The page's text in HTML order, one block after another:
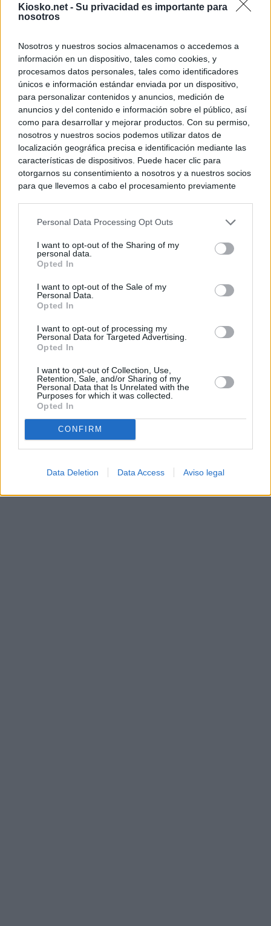
Kiosko.net - Su privacidad es importante para
nosotros
Nosotros y nuestros socios almacenamos o accedemos a
información en un dispositivo, tales como cookies, y
procesamos datos personales, tales como identificadores
únicos e información estándar enviada por un dispositivo,
para personalizar contenidos y anuncios, medición de
anuncios y del contenido e información sobre el público, así
como para desarrollar y mejorar productos. Con su permiso,
nosotros y nuestros socios podemos utilizar datos de
localización geográfica precisa e identificación mediante las
características de dispositivos. Puede hacer clic para
otorgarnos su consentimiento a nosotros y a nuestros socios
para que llevemos a cabo el procesamiento previamente
negar su consentimiento. Tenga en cuenta que algún
de su consentimiento, pero usted tiene el derecho de
rechazar tal procesamiento. Sus preferencias se aplicarán
cualquier momento entrando de nuevo en este sitio web o
visitando nuestra política de privacidad.
Personal Data Processing Opt Outs
I want to opt-out of the Sharing of my
personal data.
Opted In
I want to opt-out of the Sale of my
Personal Data.
Opted In
I want to opt-out of processing my
Personal Data for Targeted Advertising.
Opted In
I want to opt-out of Collection, Use,
Retention, Sale, and/or Sharing of my
Personal Data that Is Unrelated with the
Purposes for which it was collected.
Opted In
CONFIRM
Data Deletion Data Access Aviso legal